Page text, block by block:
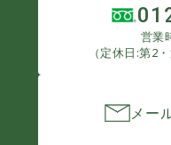
営業
（定休日:第2
メー